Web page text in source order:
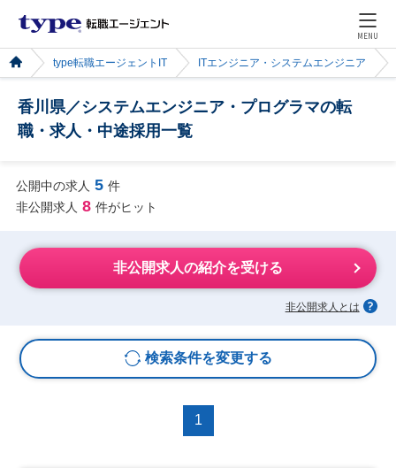
MENU
type転職エージェントIT ITエンジニア・システムエンジニア
香川県／システムエンジニア・プログラマの転
職・求人・中途採用一覧
公開中の求人 5 件
非公開求人 8 件がヒット
非公開求人の紹介を受ける
非公開求人とは
検索条件を変更する
1